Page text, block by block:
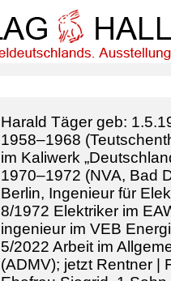
Harald Täger geb:
1958–1968
im Kaliwerk
1970–1972 (NVA, Bad
Berlin, Ingenieur für
8/1972 Elektriker im
ingenieur im VEB
5/2022 Arbeit im
(ADMV); jetzt Rentner |